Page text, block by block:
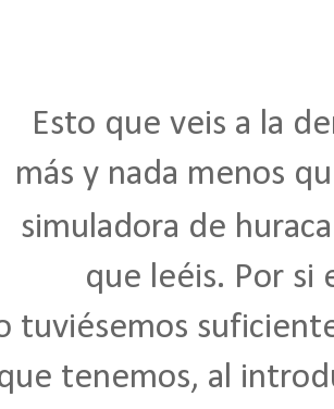
Esto que veis a la
más y nada menos
simuladora de
que leéis. Por si
tuviésemos
tenemos, al